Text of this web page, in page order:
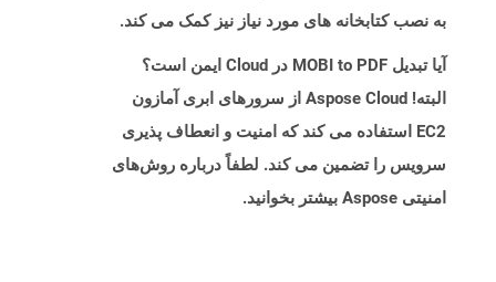
به نصب کتابخانه های مورد نیاز نیز کمک می کند.
آیا تبدیل MOBI to PDF در Cloud ایمن است؟
البته! Aspose Cloud از سرورهای ابری آمازون
EC2 استفاده می کند که امنیت و انعطاف پذیری
سرویس را تضمین می کند. لطفاً درباره روش‌های
امنیتی Aspose بیشتر بخوانید.